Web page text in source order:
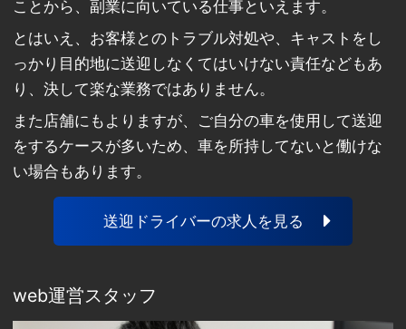
ことから、副業に向いている仕事といえます。
とはいえ、お客様とのトラブル対処や、キャストをし
っかり目的地に送迎しなくてはいけない責任などもあ
り、決して楽な業務ではありません。
また店舗にもよりますが、ご自分の車を使用して送迎
をするケースが多いため、車を所持してないと働けな
い場合もあります。
送迎ドライバーの求人を見る
web運営スタッフ